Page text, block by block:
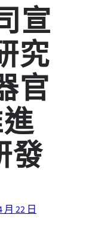
宣
究
官
發
月 22 日